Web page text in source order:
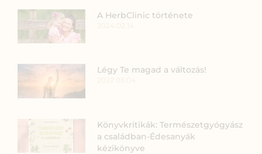
A HerbClinic története
Légy Te magad a változás!
Könyvkritikák: Természetgyógyász
a családban-Édesanyák
kézikönyve